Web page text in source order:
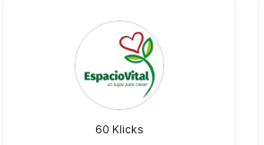
60 Klicks